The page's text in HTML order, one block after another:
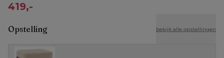
419,-
Opstelling bekijk alle opstellingen